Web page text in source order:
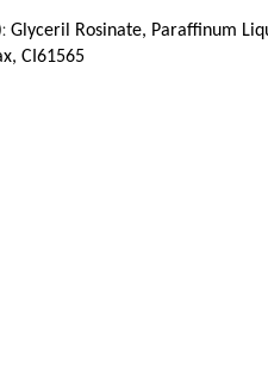
Glyceril Rosinate, Paraffinum
CI61565